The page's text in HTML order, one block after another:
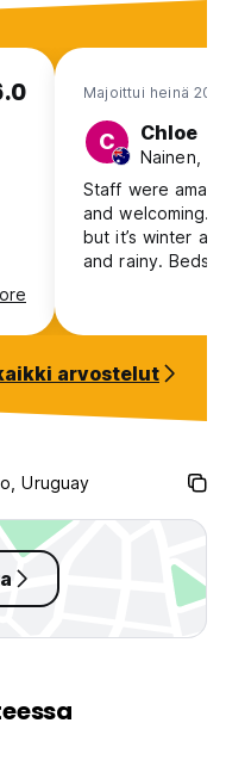
Majoittui heinä
C Chloe
Nainen,
Staff were
and welcoming.
but it’s winter
and rainy. Beds were super
arvostelut
Uruguay